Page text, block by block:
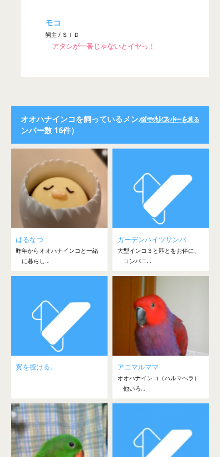
モコ
飼主 / ＳＩＤ
アタシが一番じゃないとイヤっ！
オオハナインコを飼っているメンバーリスト（メ
ンバー数 16件）
全てのメンバーを見る
はるなつ
昨年からオオハナインコと一緒
に暮らし...
ガーデンハイツサンバ
大型インコ３と匹とをお伴に、
コンパニ...
翼を授ける。 アニマルママ
オオハナインコ（ハルマヘラ）
他いろ...